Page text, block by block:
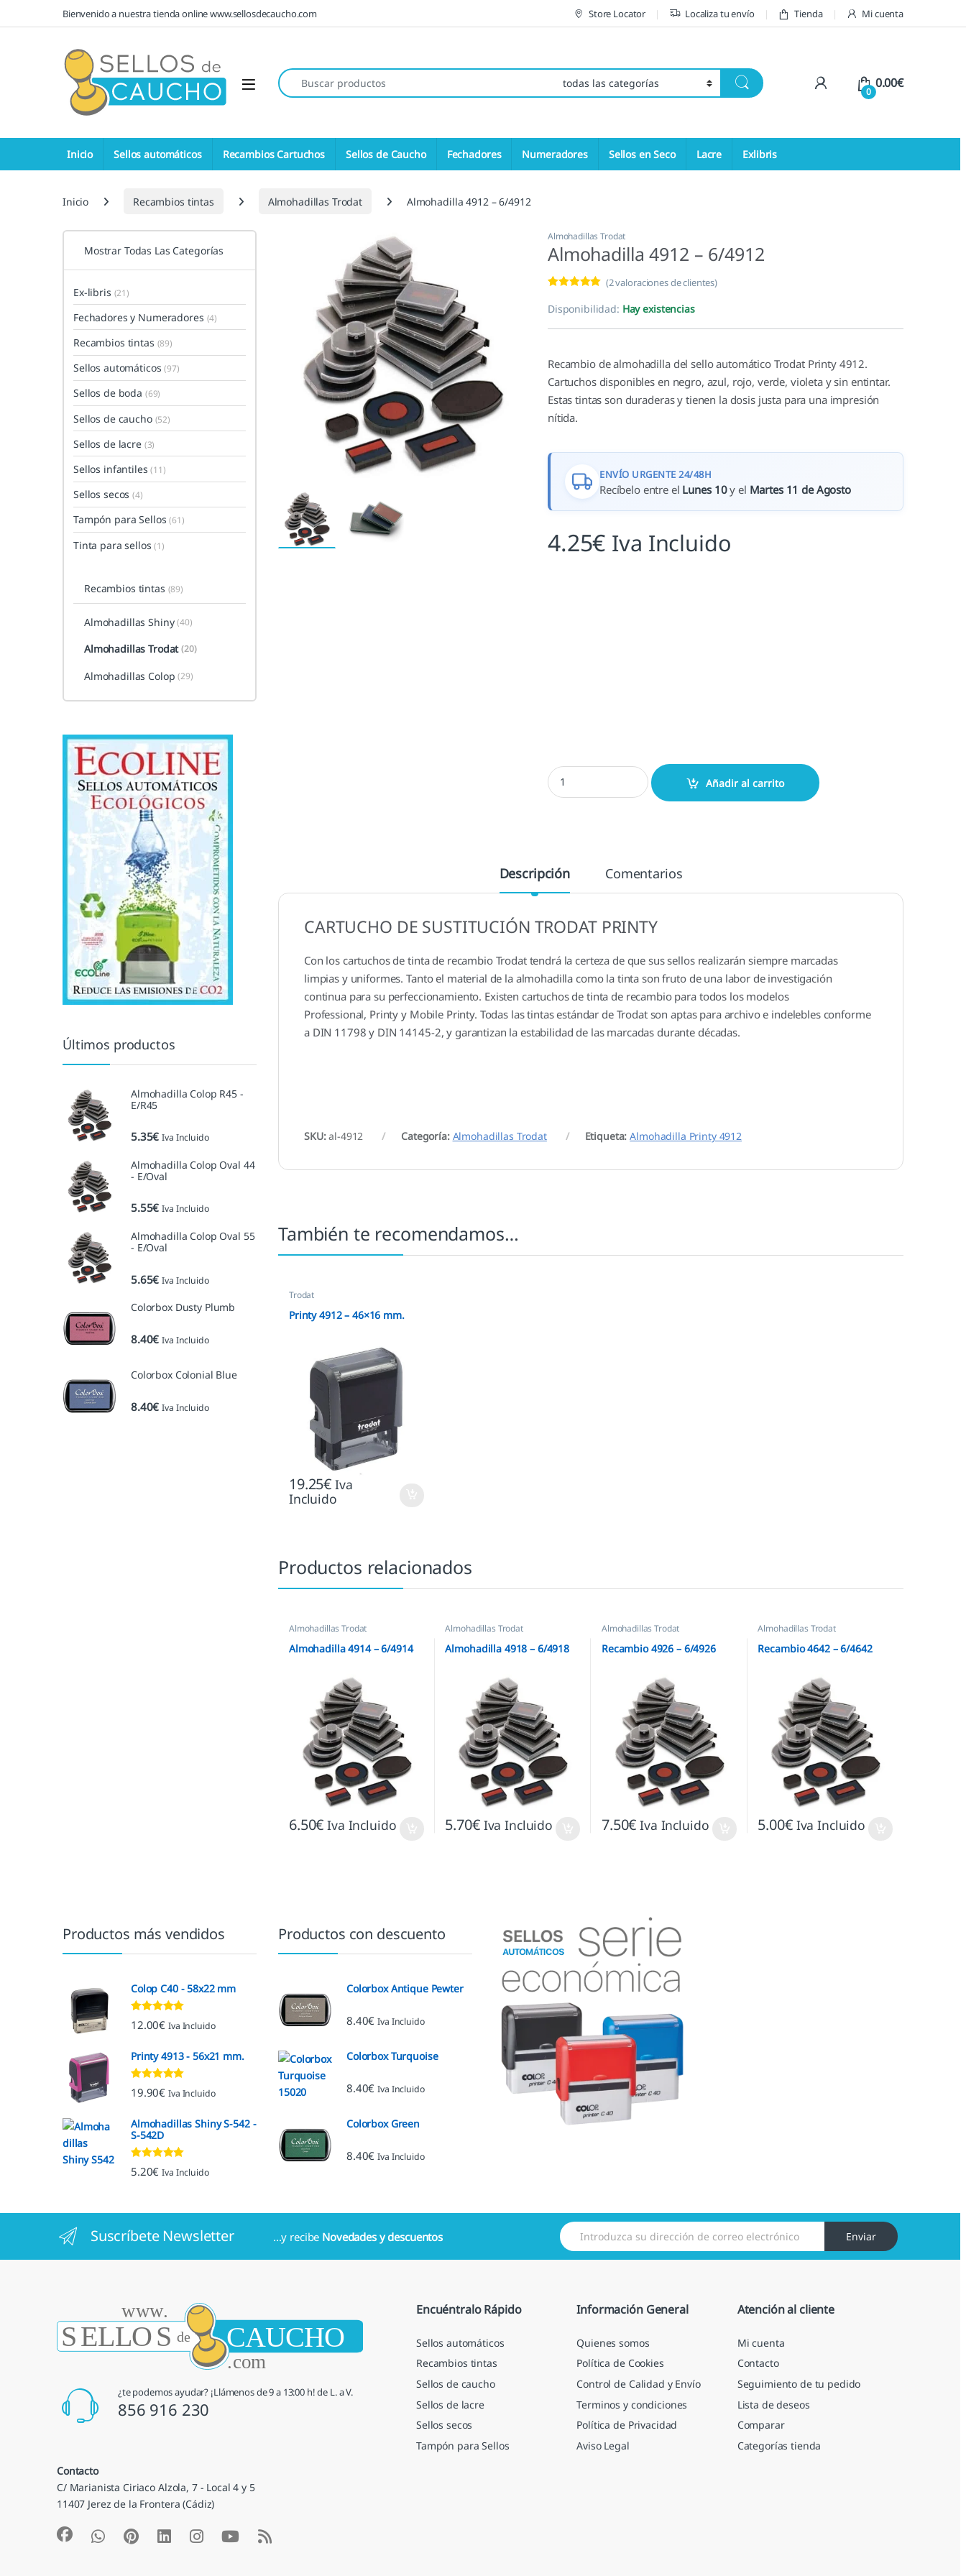
Saltar a la navegación
Saltar al contenidoBienvenido a nuestra tienda online www.sellosdecaucho.com Store Locator Localiza tu envío Tienda Mi cuenta
Open
Búsqueda de:
My Account
0
0.00€
Inicio Sellos automáticos Recambios Cartuchos Sellos de Caucho Fechadores Numeradores Sellos en Seco Lacre Exlibris
Inicio Recambios tintas Almohadillas Trodat Almohadilla 4912 – 6/4912
Almohadillas Trodat
Almohadilla 4912 – 6/4912
5.00de 5 en
base a
valoracione
(2valoraciones de clientes)
Disponibilidad: Hay existencias
Recambio de almohadilla del sello automático Trodat Printy 4912.
Cartuchos disponibles en negro, azul, rojo, verde, violeta y sin entintar.
Estas tintas son duraderas y tienen la dosis justa para una impresión
nítida.
ENVÍO URGENTE 24/48H
Recíbelo entre el Lunes 10y el Martes 11 de Agosto
4.25€ Iva Incluido
Almohadilla 4912 - 6/4912 cantidad
Añadir al carrito
Descripción Comentarios
CARTUCHO DE SUSTITUCIÓN TRODAT PRINTY
Con los cartuchos de tinta de recambio Trodat tendrá la certeza de que sus sellos realizarán siempre marcadas
limpias y uniformes. Tanto el material de la almohadilla como la tinta son fruto de una labor de investigación
continua para su perfeccionamiento. Existen cartuchos de tinta de recambio para todos los modelos
Professional, Printy y Mobile Printy. Todas las tintas estándar de Trodat son aptas para archivo e indelebles conforme
a DIN 11798 y DIN 14145-2, y garantizan la estabilidad de las marcadas durante décadas.
SKU:al-4912 Categoría: Almohadillas Trodat Etiqueta:Almohadilla Printy 4912
También te recomendamos…
Trodat
Printy 4912 – 46×16 mm.
19.25€ Iva
Incluido
Productos relacionados
Almohadillas Trodat
Almohadilla 4914 – 6/4914
6.50€ Iva Incluido
Almohadillas Trodat
Almohadilla 4918 – 6/4918
5.70€ Iva Incluido
Almohadillas Trodat
Recambio 4926 – 6/4926
7.50€ Iva Incluido
Almohadillas Trodat
Recambio 4642 – 6/4642
5.00€ Iva Incluido
Mostrar Todas Las Categorías
Ex-libris (21)
Fechadores y Numeradores (4)
Recambios tintas (89)
Sellos automáticos(97)
Sellos de boda (69)
Sellos de caucho (52)
Sellos de lacre (3)
Sellos infantiles(11)
Sellos secos(4)
Tampón para Sellos(61)
Tinta para sellos(1)
Recambios tintas (89)
Almohadillas Shiny (40)
Almohadillas Trodat (20)
Almohadillas Colop (29)
Últimos productos
Almohadilla Colop R45 -
E/R45
5.35€ Iva Incluido
Almohadilla Colop Oval 44
- E/Oval
5.55€ Iva Incluido
Almohadilla Colop Oval 55
- E/Oval
5.65€ Iva Incluido
Colorbox Dusty Plumb
8.40€ Iva Incluido
Colorbox Colonial Blue
8.40€ Iva Incluido
Marcas De Carrusel
Productos más vendidos
Colop C40 - 58x22 mm
Valorado con
5.00de 5
12.00€ Iva Incluido
Printy 4913 - 56x21 mm.
Valorado con
4.92de 5
19.90€ Iva Incluido
Almohadillas Shiny S-542 -
S-542D
Valorado con
5.00de 5
5.20€ Iva Incluido
Productos con descuento
Colorbox Antique Pewter
8.40€ Iva Incluido
Colorbox Turquoise
8.40€ Iva Incluido
Colorbox Green
8.40€ Iva Incluido
Suscríbete Newsletter ...y recibe Novedades y descuentos
E
m
Enviar
¿te podemos ayudar? ¡Llámenos de 9 a 13:00 h! de L. a V.
856 916 230
Contacto
C/ Marianista Ciriaco Alzola, 7 - Local 4 y 5
11407 Jerez de la Frontera (Cádiz)
Encuéntralo Rápido
Sellos automáticos
Recambios tintas
Sellos de caucho
Sellos de lacre
Sellos secos
Tampón para Sellos
Información General
Quienes somos
Política de Cookies
Control de Calidad y Envío
Terminos y condiciones
Política de Privacidad
Aviso Legal
Atención al cliente
Mi cuenta
Contacto
Seguimiento de tu pedido
Lista de deseos
Comparar
Categorías tienda